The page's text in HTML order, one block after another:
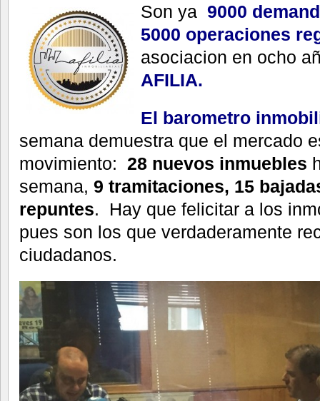
Son ya 9000
5000 operaciones
asociacion en ocho
AFILIA.
El barometro
semana demuestra que el mercado
movimiento: 28 nuevos inmuebles
semana, 9 tramitaciones, 15
repuntes. Hay que felicitar a los
pues son los que verdaderamente
ciudadanos.